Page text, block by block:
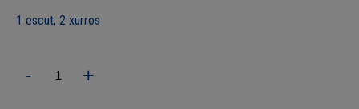
1 escut, 2 xurros
- +